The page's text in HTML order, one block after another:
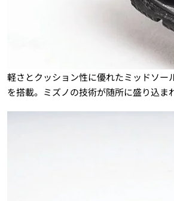
軽さとクッション性に優れたミッドソー
を搭載。ミズノの技術が随所に盛り込ま